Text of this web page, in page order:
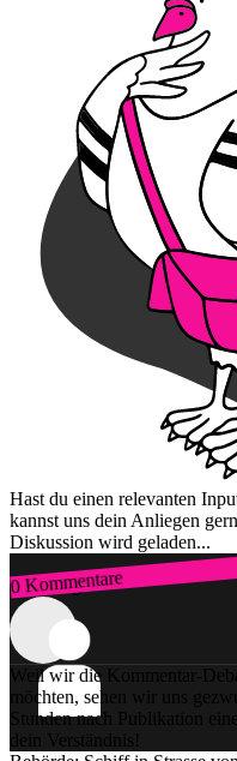
Hast du einen relevanten
kannst uns dein Anliegen
Diskussion wird geladen...
0 Kommentare
Zum Login
Weil wir die Kommentar-
möchten, sehen wir uns
Stunden nach Publikation
dein Verständnis!